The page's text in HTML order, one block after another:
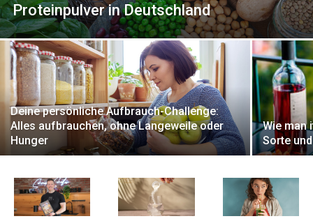
Proteinpulver in Deutschland
Deine persönliche Aufbrauch-Challenge:
Alles aufbrauchen, ohne Langeweile oder
Hunger
Wie man
Sorte